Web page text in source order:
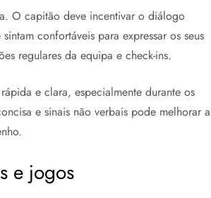
O capitão deve incentivar o diálogo
confortáveis para expressar os seus
regulares da equipa e check-ins.
e clara, especialmente durante os
e sinais não verbais pode melhorar a
e jogos